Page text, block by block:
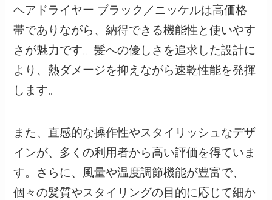
ヘアドライヤー ブラック／ニッケルは高価格
帯でありながら、納得できる機能性と使いやす
さが魅力です。髪への優しさを追求した設計に
より、熱ダメージを抑えながら速乾性能を発揮
します。
また、直感的な操作性やスタイリッシュなデザ
インが、多くの利用者から高い評価を得ていま
す。さらに、風量や温度調節機能が豊富で、
個々の髪質やスタイリングの目的に応じて細か